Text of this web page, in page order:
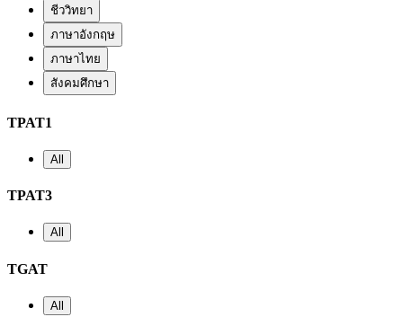
ชีววิทยา
ภาษาอังกฤษ
ภาษาไทย
สังคมศึกษา
TPAT1
All
TPAT3
All
TGAT
All